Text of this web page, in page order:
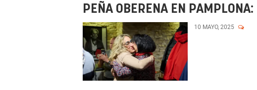
PEÑA OBERENA EN
10 MAYO, 2025